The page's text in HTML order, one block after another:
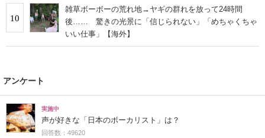
10
雑草ボーボーの荒れ地→ヤギの群れを放って24時間
後…… 驚きの光景に「信じられない」「めちゃくちゃ
いい仕事」【海外】
アンケート
実施中
声が好きな「日本のボーカリスト」は？
回答数：49620